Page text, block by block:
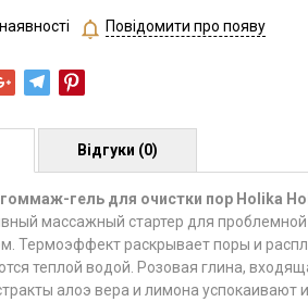
Повідомити про появу
гоммаж-гель для очистки пор Holika
массажный стартер для
Термоэффект раскрывает поры и
теплой водой. Розовая глина,
алоэ вера и лимона успокаивают
Відгуки (0)